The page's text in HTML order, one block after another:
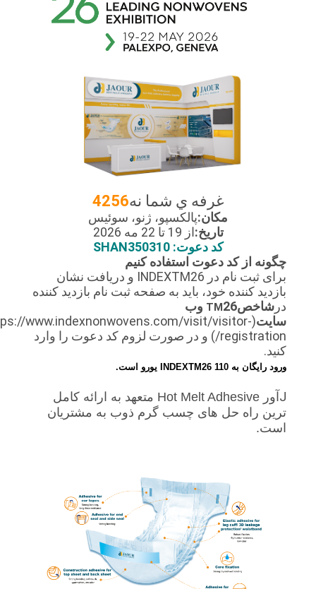
غرفه ي شما نه 4256
مکان:پالکسپو، ژنو، سوئیس
تاریخ: از 19 تا 22 مه 2026
کد دعوت: SHAN350310
چگونه از کد دعوت استفاده کنیم
برای ثبت نام در INDEXTM26 و دریافت نشان
بازدید کننده خود، باید به صفحه ثبت نام بازدید کننده
شاخص TM26 وب
سایت (https://www.indexnonwovens.com/visit/visitor-
registration/) و در صورت لزوم کد دعوت را وارد
کنید.
ورود رایگان به INDEXTM26 110 یورو است.
آور Hot Melt Adhesive متعهد به ارائه کامل
ترین راه حل های چسب گرم ذوب به مشتریان
است.